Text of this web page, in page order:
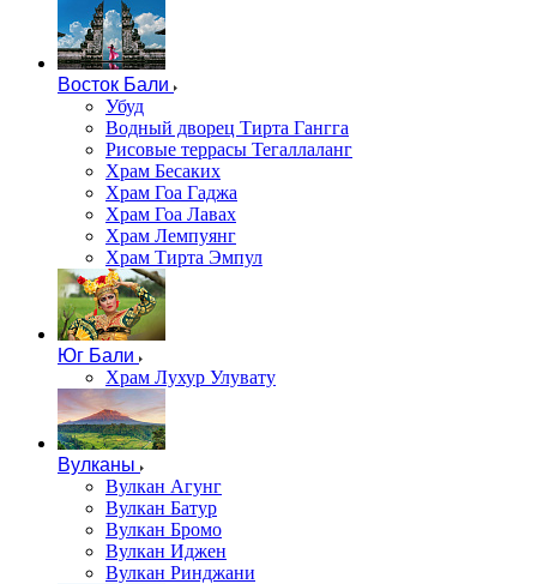
Восток Бали
Убуд
Водный дворец Тирта Гангга
Рисовые террасы Тегаллаланг
Храм Бесаких
Храм Гоа Гаджа
Храм Гоа Лавах
Храм Лемпуянг
Храм Тирта Эмпул
Юг Бали
Храм Лухур Улувату
Вулканы
Вулкан Агунг
Вулкан Батур
Вулкан Бромо
Вулкан Иджен
Вулкан Ринджани